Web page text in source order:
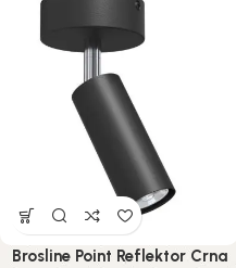
Brosline Point Reflektor Crna